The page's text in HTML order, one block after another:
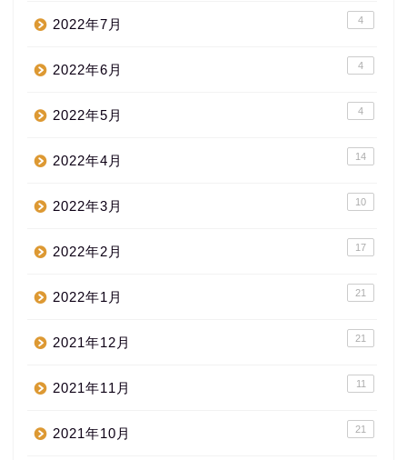
2022年7月 4
2022年6月 4
2022年5月 4
2022年4月 14
2022年3月 10
2022年2月 17
2022年1月 21
2021年12月 21
2021年11月 11
2021年10月 21